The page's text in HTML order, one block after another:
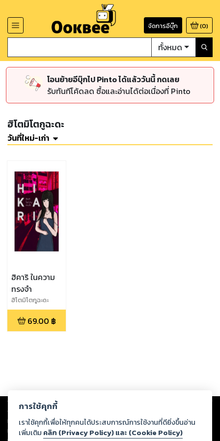
จัดการอีบุ๊ก (0)
ทั้งหมด
โอนย้ายอีบุ๊กไป Pinto ได้แล้ววันนี้ กดเลย
รับทันทีโค้ดลด ซื้อและอ่านได้ต่อเนื่องที่ Pinto
ฮิโตมิโตกูฉะดะ
วันที่ใหม่-เก่า
ฮิคาริ ในความ
ทรงจำ
ฮิโตมิโตกูฉะดะ
69.00 ฿
Copyright © 2026
ต่อผลงานหรือเนื้อหาใดที่อัปโหลดผ่านเว็บไซต์และปรากฏว่าละเมิดสิทธิใน
ทรัพย์สินทางปัญญาของบุคคลอื่นหรือขัดต่อกฎหมายและศีลธรรม ดังนั้น ผู้อ่าน
ทุกท่านโปรดใช้วิจารณญาณในการกลั่นกรองด้วยตนเอง และหากท่านพบว่าส่วน
การใช้คุกกี้
เราใช้คุกกี้เพื่อให้ทุกคนได้ประสบการณ์การใช้งานที่ดียิ่งขึ้นอ่าน
เพิ่มเติม คลิก (Privacy Policy) และ (Cookie Policy)